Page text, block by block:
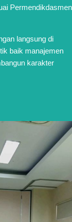
Permendikdasmen
langsung di
baik manajemen
karakter